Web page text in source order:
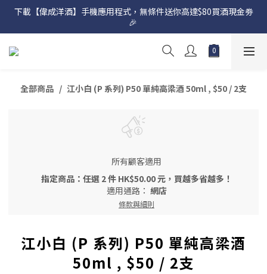
網店購滿 $500 即享免費送貨服務📦
下載【偉成洋酒】手機應用程式，無條件送你高達$80買酒現金劵
🎉
網店購滿 $500 即享免費送貨服務📦
全部商品 江小白 (P 系列) P50 單純高梁酒 50ml , $50 / 2支
所有顧客適用
指定商品：任選 2 件 HK$50.00 元，買越多省越多！
適用通路： 網店
條款與細則
江小白 (P 系列) P50 單純高梁酒
50ml , $50 / 2支